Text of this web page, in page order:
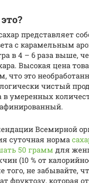
представляет
с карамельным
в 4 – 6 раза выше,
Высокая цена
что это
чистый
в умеренных
Всемирной
суточная норма
50 грамм для
(10 % от
того, не забывайте,
фруктозу, которая